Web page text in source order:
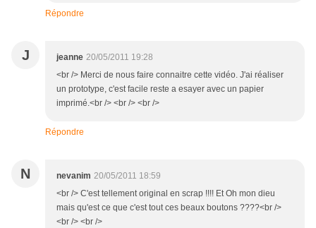
Répondre
J jeanne 20/05/2011 19:28
<br /> Merci de nous faire connaitre cette vidéo. J'ai réaliser
un prototype, c'est facile reste a esayer avec un papier
imprimé.<br /> <br /> <br />
Répondre
N nevanim 20/05/2011 18:59
<br /> C'est tellement original en scrap !!!! Et Oh mon dieu
mais qu'est ce que c'est tout ces beaux boutons ????<br />
<br /> <br />